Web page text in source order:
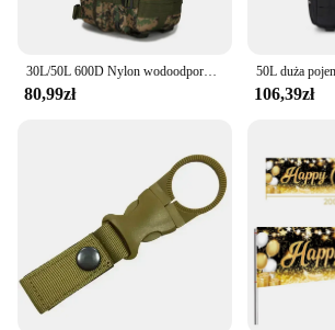
30L/50L 600D Nylon wodoodporny plecak wojskowy mężczyźni odkryty armia plecaki taktyczne sport Camping Trekking wędkarstwo polowanie torba
80,99zł 106,39zł